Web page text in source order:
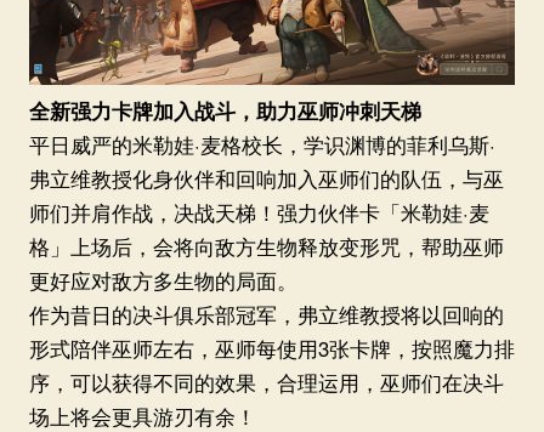
全新强力卡牌加入战斗，助力巫师冲刺天梯
平日威严的米勒娃·麦格校长，学识渊博的菲利乌斯·
弗立维教授化身伙伴和回响加入巫师们的队伍，与巫
师们并肩作战，决战天梯！强力伙伴卡「米勒娃·麦
格」上场后，会将向敌方生物释放变形咒，帮助巫师
更好应对敌方多生物的局面。
作为昔日的决斗俱乐部冠军，弗立维教授将以回响的
形式陪伴巫师左右，巫师每使用3张卡牌，按照魔力排
序，可以获得不同的效果，合理运用，巫师们在决斗
场上将会更具游刃有余！